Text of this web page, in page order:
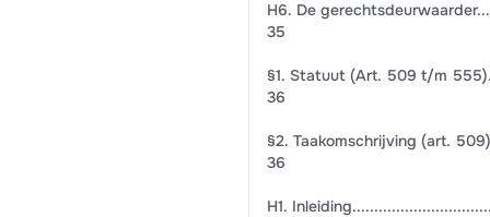
H6. De
35
§1. Statuut (Art. 509 t/m
36
§2. Taakomschrijving (art.
36
H1.